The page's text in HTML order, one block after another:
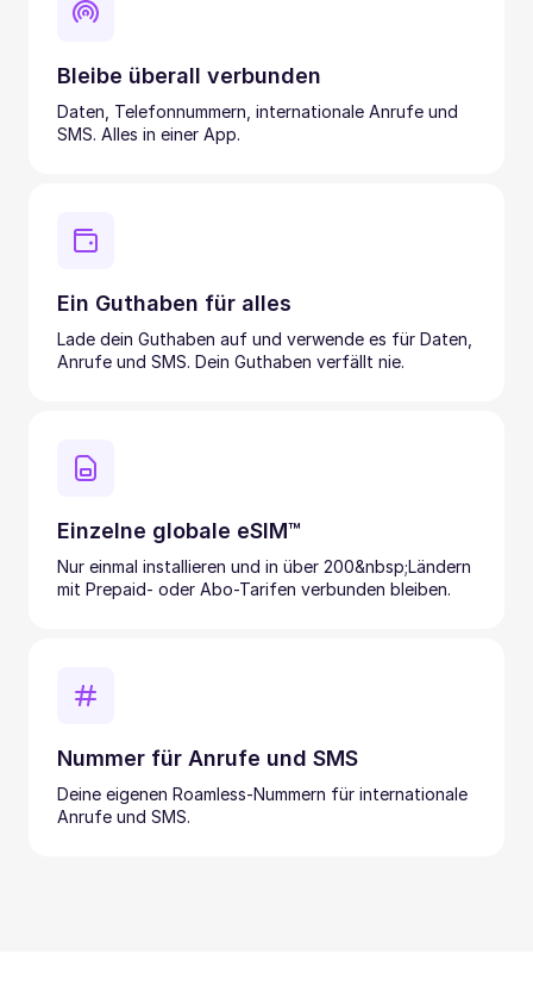
Bleibe überall verbunden
Daten, Telefonnummern, internationale Anrufe und
SMS. Alles in einer App.
Ein Guthaben für alles
Lade dein Guthaben auf und verwende es für Daten,
Anrufe und SMS. Dein Guthaben verfällt nie.
Einzelne globale eSIM™
Nur einmal installieren und in über 200&nbsp;Ländern
mit Prepaid- oder Abo-Tarifen verbunden bleiben.
Nummer für Anrufe und SMS
Deine eigenen Roamless-Nummern für internationale
Anrufe und SMS.